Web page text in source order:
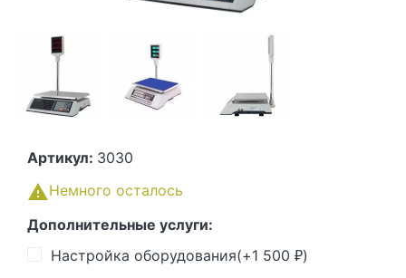
Артикул: 3030
Немного осталось
Дополнительные услуги:
Настройка оборудования(+1 500 ₽)